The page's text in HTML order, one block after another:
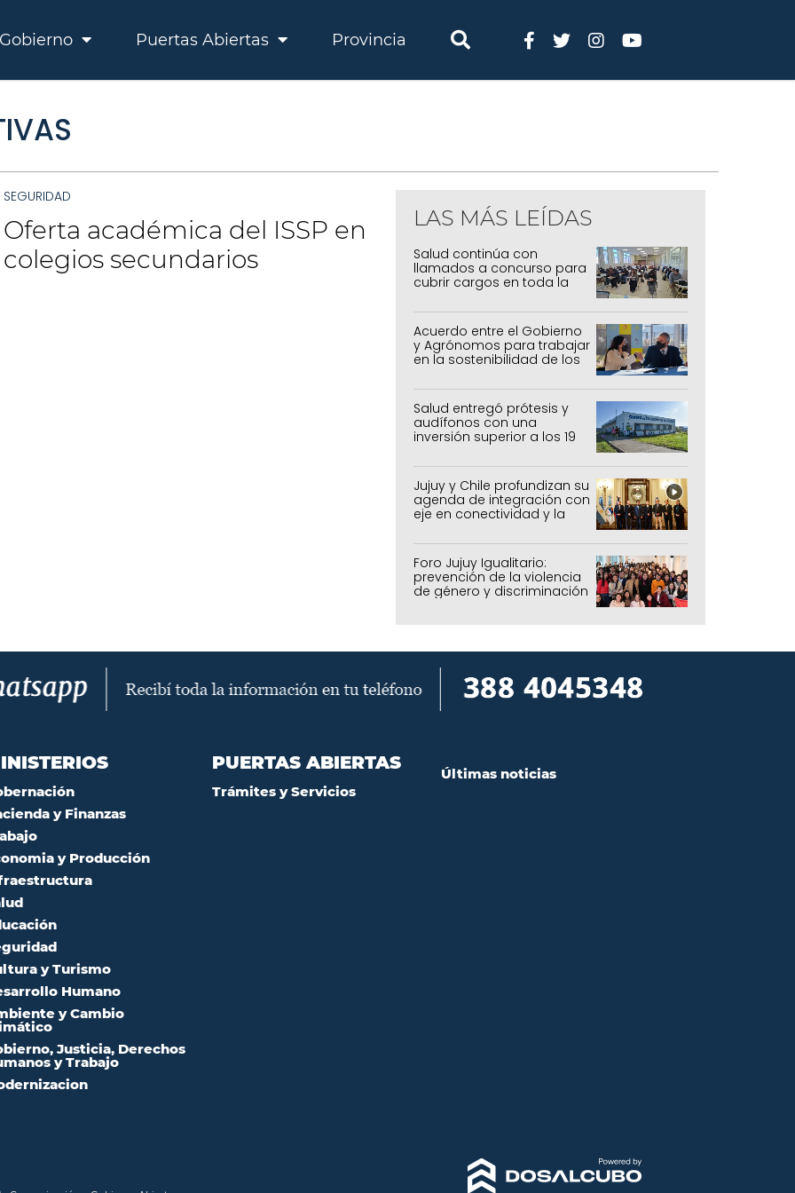
Gobierno Puertas Abiertas Provincia
SEGURIDAD
Oferta académica del ISSP en
colegios secundarios
LAS MÁS LEÍDAS
Salud continúa con
llamados a concurso para
cubrir cargos en toda la
Acuerdo entre el Gobierno
y Agrónomos para trabajar
en la sostenibilidad de los
agrícolas, pecuarios y
forestal
Salud entregó prótesis y
audífonos con una
inversión superior a los 19
millones de pesos
Jujuy y Chile profundizan su
agenda de integración con
eje en conectividad y la
mejora del Paso de Jama
Foro Jujuy Igualitario:
prevención de la violencia
de género y discriminación
y Finanzas
y Producción
y Turismo
Humano
y Cambio
Justicia, Derechos
y Trabajo
PUERTAS ABIERTAS
Trámites y Servicios
Últimas noticias